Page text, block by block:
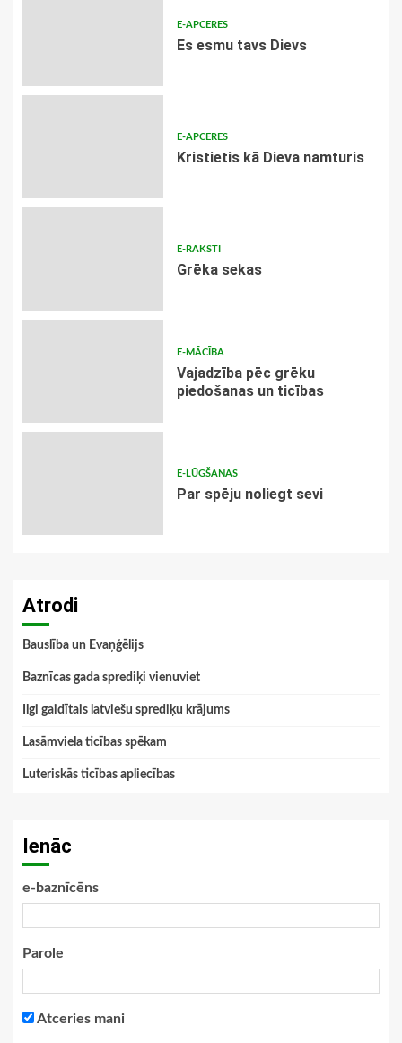
E-APCERES
Es esmu tavs Dievs
E-APCERES
Kristietis kā Dieva namturis
E-RAKSTI
Grēka sekas
E-MĀCĪBA
Vajadzība pēc grēku
piedošanas un ticības
E-LŪGŠANAS
Par spēju noliegt sevi
Atrodi
Bauslība un Evaņģēlijs
Baznīcas gada sprediķi vienuviet
Ilgi gaidītais latviešu sprediķu krājums
Lasāmviela ticības spēkam
Luteriskās ticības apliecības
Ienāc
e-baznīcēns
Parole
Atceries mani